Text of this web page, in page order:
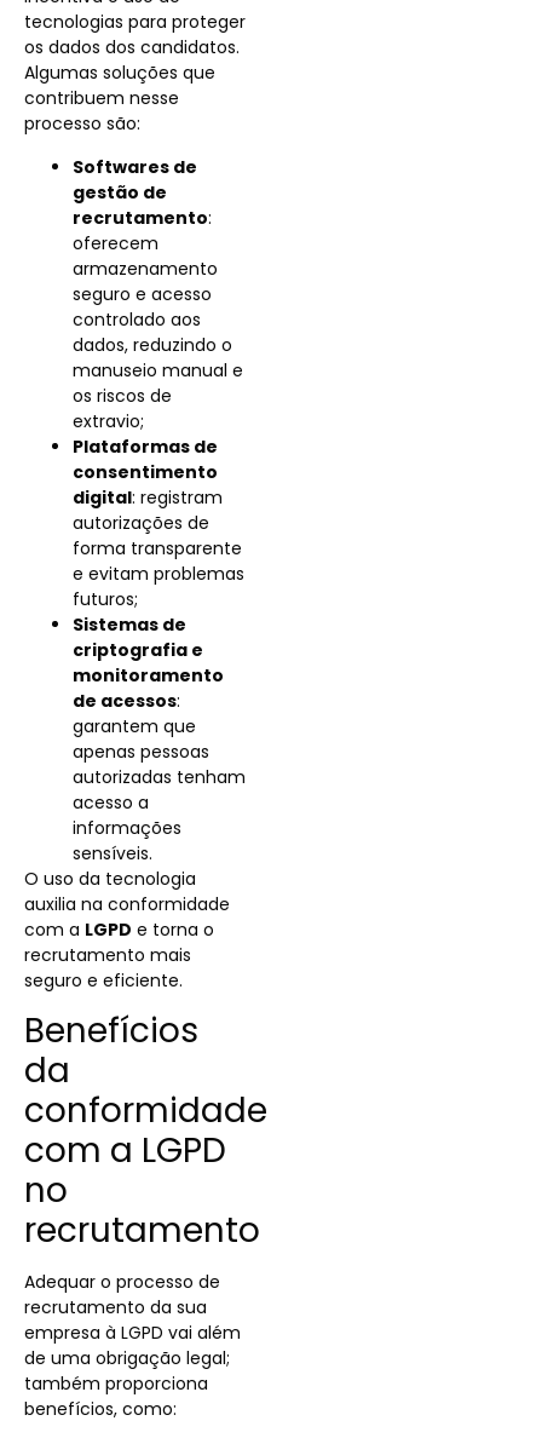
tecnologias para proteger
os dados dos candidatos.
Algumas soluções que
contribuem nesse
processo são:
Softwares de
gestão de
recrutamento:
oferecem
armazenamento
seguro e acesso
controlado aos
dados, reduzindo o
manuseio manual e
os riscos de
extravio;
Plataformas de
consentimento
digital: registram
autorizações de
forma transparente
e evitam problemas
futuros;
Sistemas de
criptografia e
monitoramento
de acessos:
garantem que
apenas pessoas
autorizadas tenham
acesso a
informações
sensíveis.
O uso da tecnologia
auxilia na conformidade
com a LGPD e torna o
recrutamento mais
seguro e eficiente.
Benefícios
da
conformidade
com a LGPD
no
recrutamento
Adequar o processo de
recrutamento da sua
empresa à LGPD vai além
de uma obrigação legal;
também proporciona
benefícios, como: